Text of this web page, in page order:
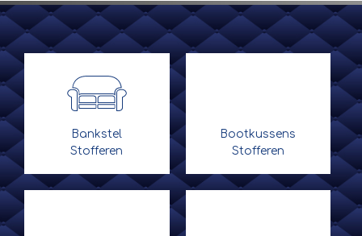
Bankstel
Stofferen
Bootkussens
Stofferen